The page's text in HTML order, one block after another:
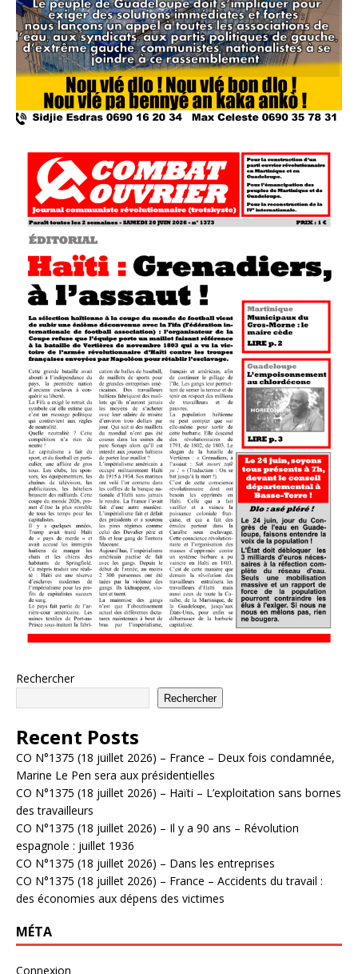
Rechercher
Rechercher
Recent Posts
CO N°1375 (18 juillet 2026) – France – Deux fois condamnée,
Marine Le Pen sera aux présidentielles
CO N°1375 (18 juillet 2026) – Haïti – L’exploitation sans bornes
des travailleurs
CO N°1375 (18 juillet 2026) – Il y a 90 ans – Révolution
espagnole : juillet 1936
CO N°1375 (18 juillet 2026) – Dans les entreprises
CO N°1375 (18 juillet 2026) – France – Accidents du travail :
des économies aux dépens des victimes
MÉTA
Connexion